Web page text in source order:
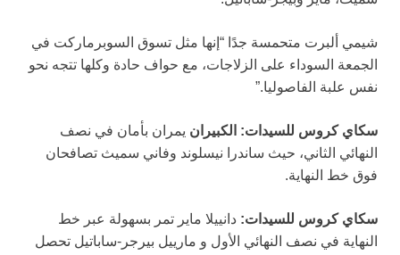
شيمي ألبرت متحمسة جدًا “إنها مثل تسوق السوبرماركت في
الجمعة السوداء على الزلاجات، مع حواف حادة وكلها تتجه نحو
نفس علبة الفاصوليا.”
سكاي كروس للسيدات: الكبيران يمران بأمان في نصف
النهائي الثاني، حيث ساندرا نيسلوند وفاني سميث تصافحان
فوق خط النهاية.
سكاي كروس للسيدات: دانييلا ماير تمر بسهولة عبر خط
النهاية في نصف النهائي الأول و مارييل بيرجر-ساباتيل تحصل